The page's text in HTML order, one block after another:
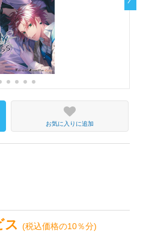
お気に入りに追加
ス(税込価格の10％分)